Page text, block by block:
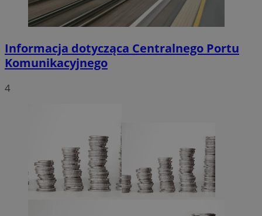
Informacja dotycząca Centralnego Portu
Komunikacyjnego
4